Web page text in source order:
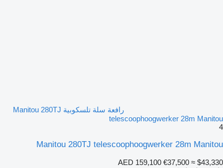
رافعة سلة تلسكوبية Manitou 280TJ
telescoophoogwerker 28m Manitou
4
Manitou 280TJ telescoophoogwerker 28m Manitou
AED 159,100 €37,500 ≈ $43,330